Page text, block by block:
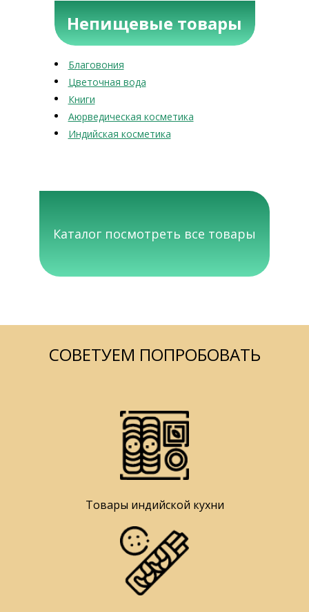
Непищевые товары
Благовония
Цветочная вода
Книги
Аюрведическая косметика
Индийская косметика
Каталог посмотреть все товары
СОВЕТУЕМ ПОПРОБОВАТЬ
Товары индийской кухни